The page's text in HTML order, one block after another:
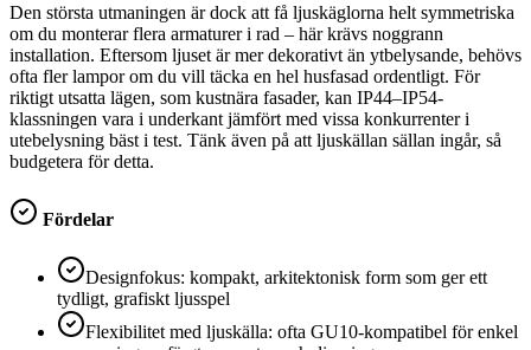
Den största utmaningen är dock att få ljuskäglorna helt symmetriska
om du monterar flera armaturer i rad – här krävs noggrann
installation. Eftersom ljuset är mer dekorativt än ytbelysande, behövs
ofta fler lampor om du vill täcka en hel husfasad ordentligt. För
riktigt utsatta lägen, som kustnära fasader, kan IP44–IP54-
klassningen vara i underkant jämfört med vissa konkurrenter i
utebelysning bäst i test. Tänk även på att ljuskällan sällan ingår, så
budgetera för detta.
Fördelar
Designfokus: kompakt, arkitektonisk form som ger ett
tydligt, grafiskt ljusspel
Flexibilitet med ljuskälla: ofta GU10-kompatibel för enkel